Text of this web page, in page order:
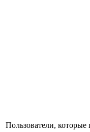
Пользователи, которые